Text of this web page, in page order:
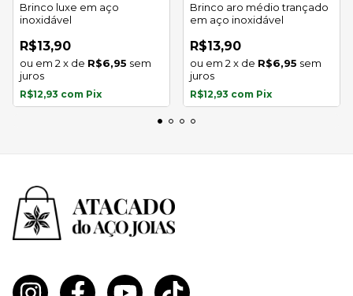
Brinco luxe em aço
inoxidável
R$13,90
2 x de R$6,95 sem
juros
R$12,93 com Pix
Brinco aro médio trançado
em aço inoxidável
R$13,90
2 x de R$6,95 sem
juros
R$12,93 com Pix